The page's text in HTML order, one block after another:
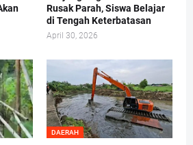
Rusak Parah, Siswa Belajar
di Tengah Keterbatasan
April 30, 2026
DAERAH